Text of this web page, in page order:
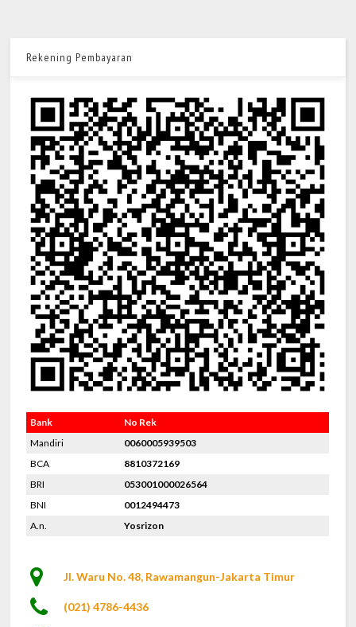
Rekening Pembayaran
Bank
No Rek
Mandiri
0060005939503
BCA
8810372169
BRI
053001000026564
BNI
0012494473
A.n.
Yosrizon
Jl. Waru No. 48, Rawamangun-Jakarta Timur
(021) 4786-4436